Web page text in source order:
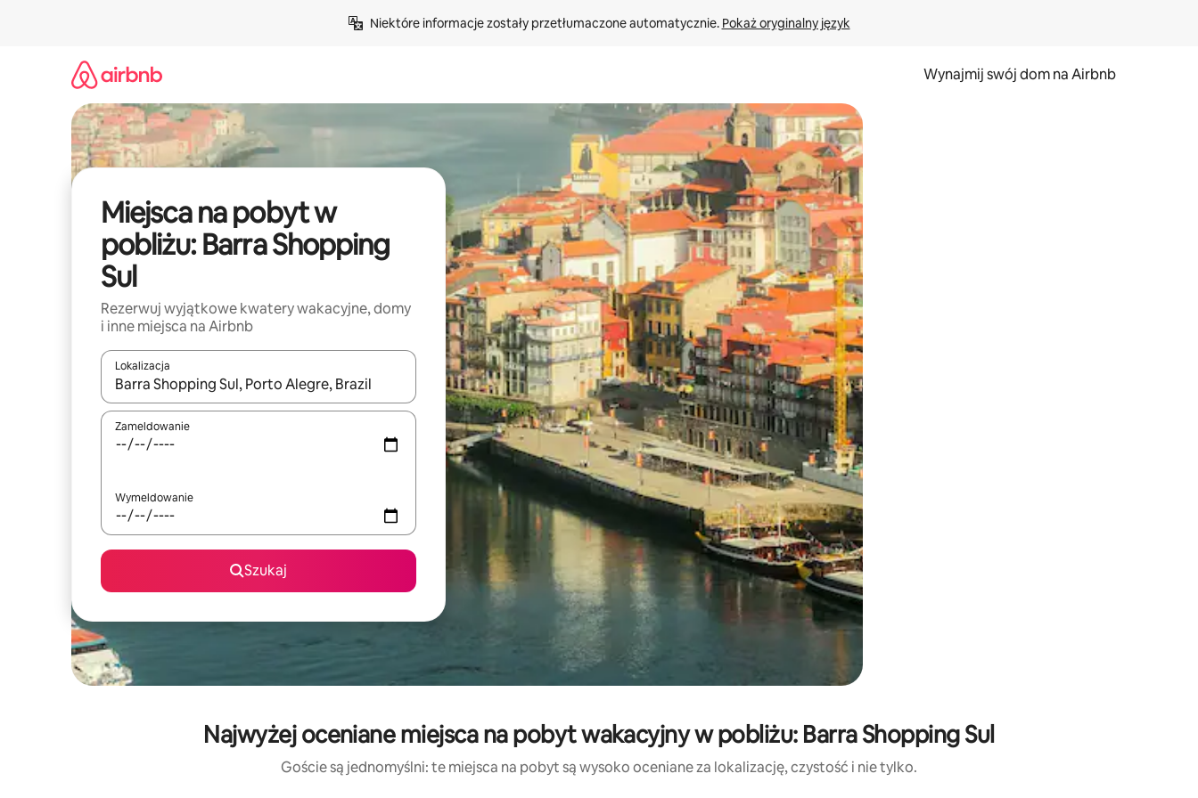
Niektóre informacje zostały przetłumaczone automatycznie. Pokaż oryginalny język
Wynajmij swój dom na Airbnb
Miejsca na pobyt w
pobliżu: Barra Shopping
Sul
Rezerwuj wyjątkowe kwatery wakacyjne, domy
i inne miejsca na Airbnb
Lokalizacja
Gdy wyniki będą dostępne, możesz poruszać się po nich za pomocą klawiszy strzałek w górę i w dół lub przeglądać je za pomocą gestów dotykowych lub przesuwania.
Zameldowanie
Wymeldowanie
Szukaj
Najwyżej oceniane miejsca na pobyt wakacyjny w pobliżu: Barra Shopping Sul
Goście są jednomyślni: te miejsca na pobyt są wysoko oceniane za lokalizację, czystość i nie tylko.